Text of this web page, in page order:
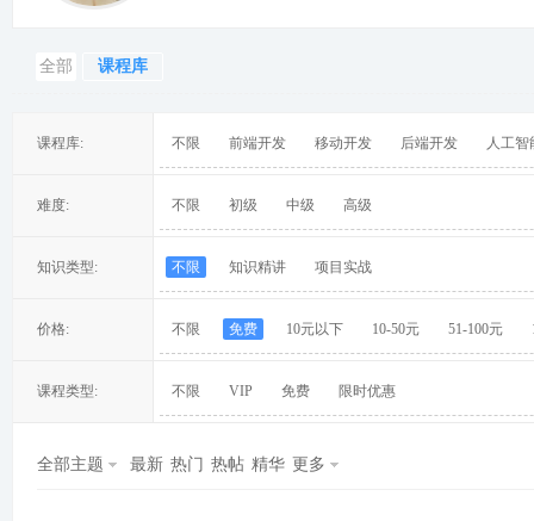
全部 课程库
课程库: 不限 前端开发 移动开发 后端开发 人工智
难度: 不限 初级 中级 高级
知识类型: 不限 知识精讲 项目实战
价格: 不限 免费 10元以下 10-50元 51-100元
课程类型: 不限 VIP 免费 限时优惠
全部主题 最新 热门 热帖 精华 更多